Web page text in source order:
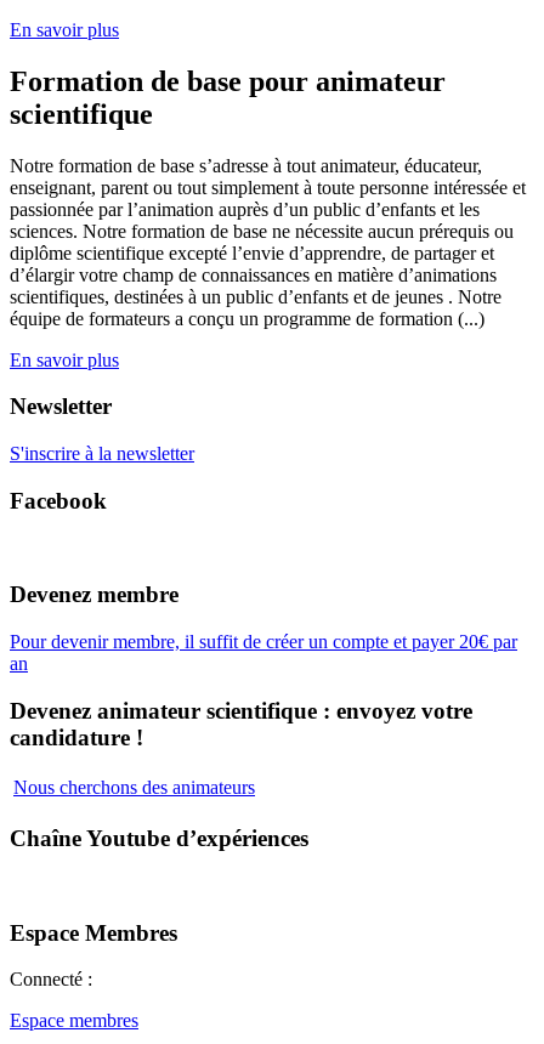
En savoir plus
Formation de base pour animateur
scientifique
Notre formation de base s’adresse à tout animateur, éducateur,
enseignant, parent ou tout simplement à toute personne intéressée et
passionnée par l’animation auprès d’un public d’enfants et les
sciences. Notre formation de base ne nécessite aucun prérequis ou
diplôme scientifique excepté l’envie d’apprendre, de partager et
d’élargir votre champ de connaissances en matière d’animations
scientifiques, destinées à un public d’enfants et de jeunes . Notre
équipe de formateurs a conçu un programme de formation (...)
En savoir plus
Newsletter
S'inscrire à la newsletter
Facebook
Devenez membre
Pour devenir membre, il suffit de créer un compte et payer 20€ par
an
Devenez animateur scientifique : envoyez votre
candidature !
Nous cherchons des animateurs
Chaîne Youtube d’expériences
Espace Membres
Connecté :
Espace membres